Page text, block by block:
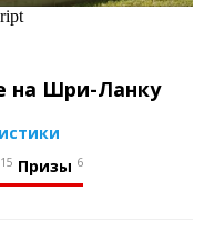
на Шри-Ланку
15 Призы 6